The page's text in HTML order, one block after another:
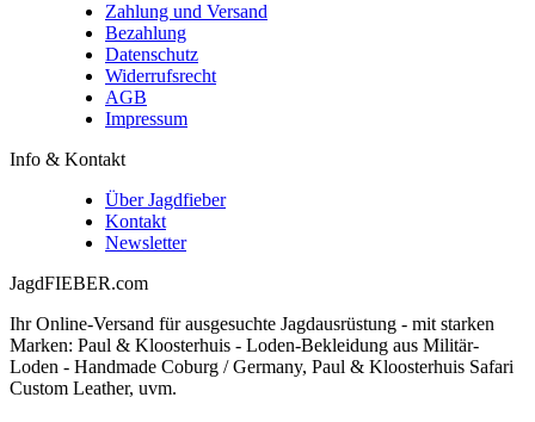
Zahlung und Versand
Bezahlung
Datenschutz
Widerrufsrecht
AGB
Impressum
Info & Kontakt
Über Jagdfieber
Kontakt
Newsletter
JagdFIEBER.com
Ihr Online-Versand für ausgesuchte Jagdausrüstung - mit starken
Marken: Paul & Kloosterhuis - Loden-Bekleidung aus Militär-
Loden - Handmade Coburg / Germany, Paul & Kloosterhuis Safari
Custom Leather, uvm.